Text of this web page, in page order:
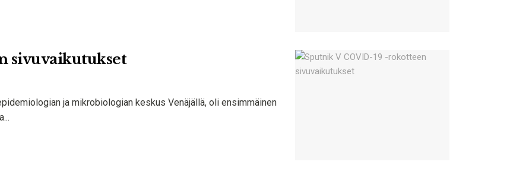
sivuvaikutukset
ja mikrobiologian keskus Venäjällä, oli ensimmäinen